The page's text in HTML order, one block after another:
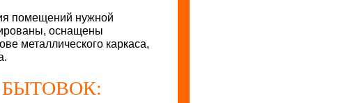
помещений нужной
оснащены
металлического каркаса,